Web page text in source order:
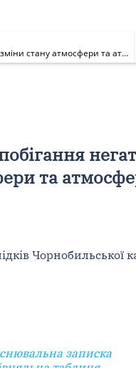
Про внесення змін до деяких законодавчих актів України щодо запобігання негативних явищ внаслідок діяльності, спрямованої на штучні зміни стану атмосфери та атмосферних явищ